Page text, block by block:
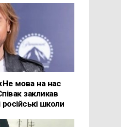
мова на нас
закликав
російські школи